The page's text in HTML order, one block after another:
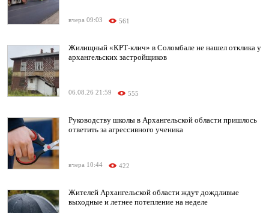
вчера 09:03 561
Жилищный «КРТ-клич» в Соломбале не нашел отклика у
архангельских застройщиков
06.08.26 21:59 555
Руководству школы в Архангельской области пришлось
ответить за агрессивного ученика
вчера 10:44 422
Жителей Архангельской области ждут дождливые
выходные и летнее потепление на неделе